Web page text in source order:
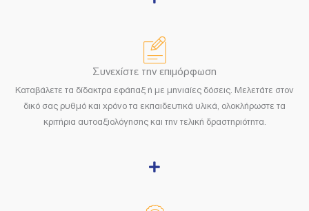
Συνεχίστε την επιμόρφωση
Καταβάλετε τα δίδακτρα εφάπαξ ή με μηνιαίες δόσεις. Μελετάτε στον
δικό σας ρυθμό και χρόνο τα εκπαιδευτικά υλικά, ολοκλήρωστε τα
κριτήρια αυτοαξιολόγησης και την τελική δραστηριότητα.